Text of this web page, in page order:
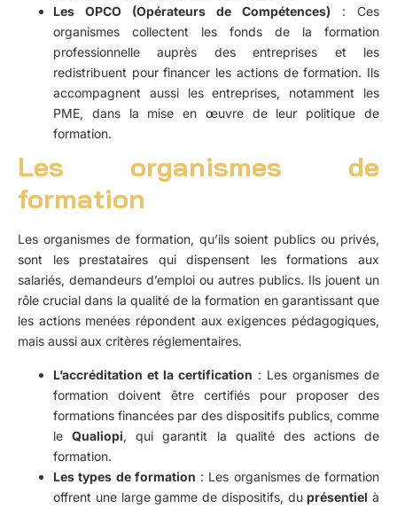
Les OPCO (Opérateurs de Compétences) : Ces
organismes collectent les fonds de la formation
professionnelle auprès des entreprises et les
redistribuent pour financer les actions de formation. Ils
accompagnent aussi les entreprises, notamment les
PME, dans la mise en œuvre de leur politique de
formation.
Les organismes de
formation
Les organismes de formation, qu’ils soient publics ou privés,
sont les prestataires qui dispensent les formations aux
salariés, demandeurs d’emploi ou autres publics. Ils jouent un
rôle crucial dans la qualité de la formation en garantissant que
les actions menées répondent aux exigences pédagogiques,
mais aussi aux critères réglementaires.
L’accréditation et la certification : Les organismes de
formation doivent être certifiés pour proposer des
formations financées par des dispositifs publics, comme
leQualiopi, qui garantit la qualité des actions de
formation.
Les types de formation : Les organismes de formation
offrent une large gamme de dispositifs, duprésentiel à